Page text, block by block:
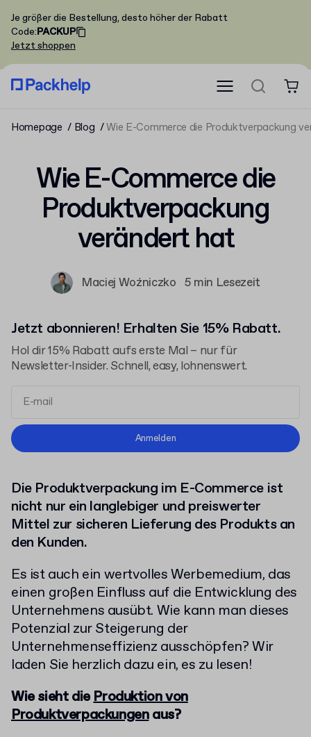
Je größer die Bestellung, desto höher der Rabatt
Code:PACKUP
Jetzt shoppen
Homepage Blog Wie E-Commerce die Produktverpackung
Wie E-Commerce die
Produktverpackung
verändert hat
Maciej Woźniczko 5 min Lesezeit
Jetzt abonnieren! Erhalten Sie 15% Rabatt.
Hol dir 15% Rabatt aufs erste Mal – nur für
Newsletter-Insider. Schnell, easy, lohnenswert.
Allgemeinen Geschäftsbedingungen
Anmelden
Die Produktverpackung im E-Commerce ist
nicht nur ein langlebiger und preiswerter
Mittel zur sicheren Lieferung des Produkts an
den Kunden.
Es ist auch ein wertvolles Werbemedium, das
einen großen Einfluss auf die Entwicklung des
Unternehmens ausübt. Wie kann man dieses
Potenzial zur Steigerung der
Unternehmenseffizienz ausschöpfen? Wir
laden Sie herzlich dazu ein, es zu lesen!
Wie sieht dieProduktion von
Produktverpackungenaus?